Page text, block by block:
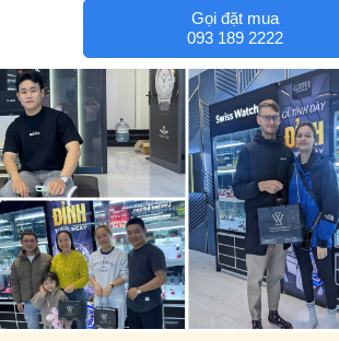
Gọi đặt mua
093 189 2222